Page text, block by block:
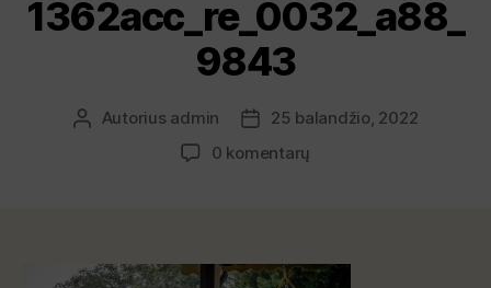
1362acc_re_0032_a88_
9843
Autorius admin
25 balandžio, 2022
0 komentarų